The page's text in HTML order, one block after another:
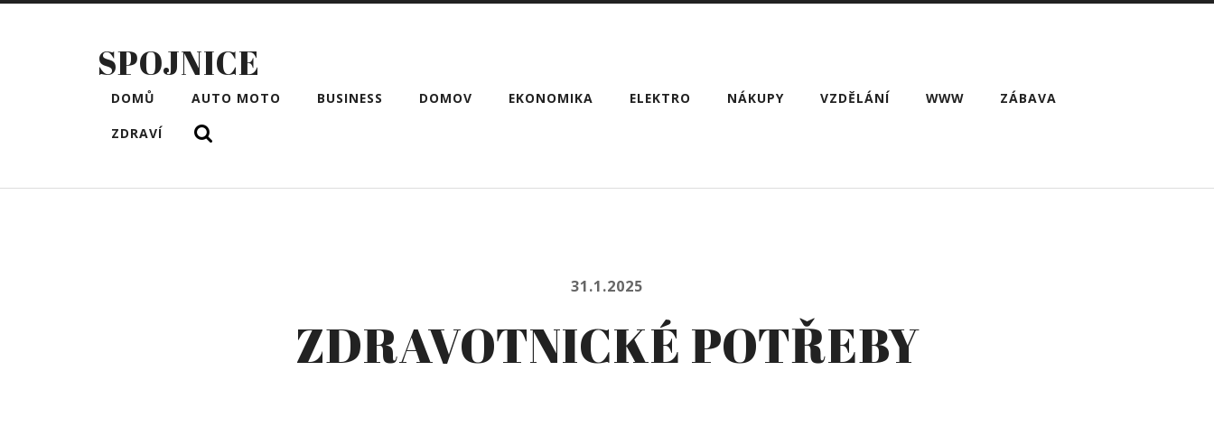
SPOJNICE
DOMŮ AUTO MOTO BUSINESS DOMOV EKONOMIKA ELEKTRO NÁKUPY VZDĚLÁNÍ WWW ZÁBAVA
ZDRAVÍ
31.1.2025
ZDRAVOTNICKÉ POTŘEBY